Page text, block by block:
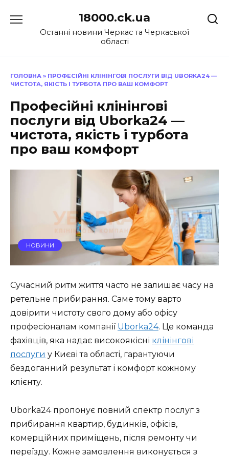
до
18000.ck.ua
Останні новини Черкас та Черкаської
області
ГОЛОВНА » ПРОФЕСІЙНІ КЛІНІНГОВІ ПОСЛУГИ ВІД UBORKA24 —
ЧИСТОТА, ЯКІСТЬ І ТУРБОТА ПРО ВАШ КОМФОРТ
Професійні клінінгові
послуги від Uborka24 —
чистота, якість і турбота
про ваш комфорт
НОВИНИ
Сучасний ритм життя часто не залишає часу на
ретельне прибирання. Саме тому варто
довірити чистоту свого дому або офісу
професіоналам компанії Uborka24. Це команда
фахівців, яка надає високоякісні клінінгові
послуги у Києві та області, гарантуючи
бездоганний результат і комфорт кожному
клієнту.
Uborka24 пропонує повний спектр послуг з
прибирання квартир, будинків, офісів,
комерційних приміщень, після ремонту чи
переїзду. Кожне замовлення виконується з